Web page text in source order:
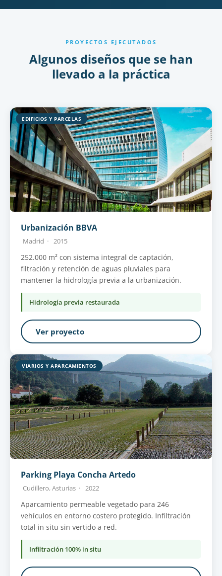
PROYECTOS EJECUTADOS
Algunos diseños que se han
llevado a la práctica
EDIFICIOS Y PARCELAS
Urbanización BBVA
Madrid · 2015
252.000 m² con sistema integral de captación,
filtración y retención de aguas pluviales para
mantener la hidrología previa a la urbanización.
Hidrología previa restaurada
Ver proyecto
VIARIOS Y APARCAMIENTOS
Parking Playa Concha Artedo
Cudillero, Asturias · 2022
Aparcamiento permeable vegetado para 246
vehículos en entorno costero protegido. Infiltración
total in situ sin vertido a red.
Infiltración 100% in situ